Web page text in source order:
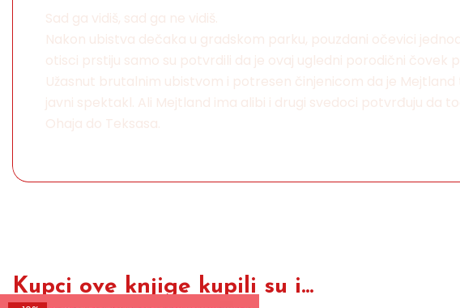
Sad ga vidiš, sad ga ne vidiš.
Nakon ubistva dečaka u gradskom parku, pouzdani očevici
otisci prstiju samo su potvrdili da je ovaj ugledni porodični čovek
Užasnut brutalnim ubistvom i potresen činjenicom da je
javni spektakl. Ali Mejtland ima alibi i drugi svedoci potvrđuju da
Ohaja do Teksasa.
Kupci ove knjige kupili su i...